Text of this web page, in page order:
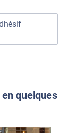
quelques